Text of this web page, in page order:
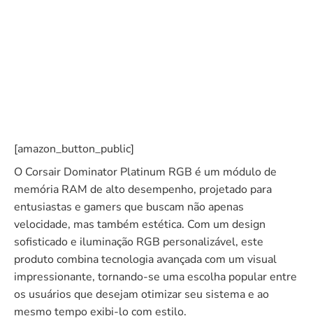
[amazon_button_public]
O Corsair Dominator Platinum RGB é um módulo de
memória RAM de alto desempenho, projetado para
entusiastas e gamers que buscam não apenas
velocidade, mas também estética. Com um design
sofisticado e iluminação RGB personalizável, este
produto combina tecnologia avançada com um visual
impressionante, tornando-se uma escolha popular entre
os usuários que desejam otimizar seu sistema e ao
mesmo tempo exibi-lo com estilo.